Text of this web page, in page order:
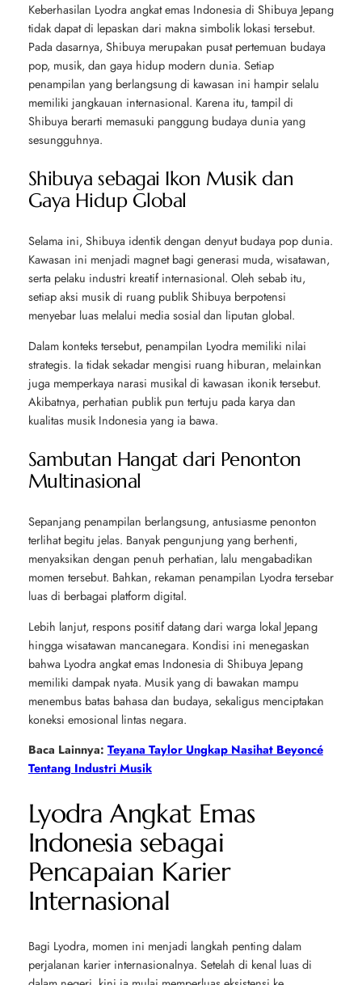
Keberhasilan Lyodra angkat emas Indonesia di Shibuya Jepang
tidak dapat di lepaskan dari makna simbolik lokasi tersebut.
Pada dasarnya, Shibuya merupakan pusat pertemuan budaya
pop, musik, dan gaya hidup modern dunia. Setiap
penampilan yang berlangsung di kawasan ini hampir selalu
memiliki jangkauan internasional. Karena itu, tampil di
Shibuya berarti memasuki panggung budaya dunia yang
sesungguhnya.
Shibuya sebagai Ikon Musik dan
Gaya Hidup Global
Selama ini, Shibuya identik dengan denyut budaya pop dunia.
Kawasan ini menjadi magnet bagi generasi muda, wisatawan,
serta pelaku industri kreatif internasional. Oleh sebab itu,
setiap aksi musik di ruang publik Shibuya berpotensi
menyebar luas melalui media sosial dan liputan global.
Dalam konteks tersebut, penampilan Lyodra memiliki nilai
strategis. Ia tidak sekadar mengisi ruang hiburan, melainkan
juga memperkaya narasi musikal di kawasan ikonik tersebut.
Akibatnya, perhatian publik pun tertuju pada karya dan
kualitas musik Indonesia yang ia bawa.
Sambutan Hangat dari Penonton
Multinasional
Sepanjang penampilan berlangsung, antusiasme penonton
terlihat begitu jelas. Banyak pengunjung yang berhenti,
menyaksikan dengan penuh perhatian, lalu mengabadikan
momen tersebut. Bahkan, rekaman penampilan Lyodra tersebar
luas di berbagai platform digital.
Lebih lanjut, respons positif datang dari warga lokal Jepang
hingga wisatawan mancanegara. Kondisi ini menegaskan
bahwa Lyodra angkat emas Indonesia di Shibuya Jepang
memiliki dampak nyata. Musik yang di bawakan mampu
menembus batas bahasa dan budaya, sekaligus menciptakan
koneksi emosional lintas negara.
Baca Lainnya: Teyana Taylor Ungkap Nasihat Beyoncé
Tentang Industri Musik
Lyodra Angkat Emas
Indonesia sebagai
Pencapaian Karier
Internasional
Bagi Lyodra, momen ini menjadi langkah penting dalam
perjalanan karier internasionalnya. Setelah di kenal luas di